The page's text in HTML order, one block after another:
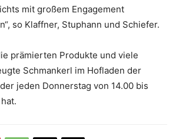
mit großem Engagement
so Klaffner, Stuphann und Schiefer.
prämierten Produkte und viele
Schmankerl im Hofladen der
jeden Donnerstag von 14.00 bis